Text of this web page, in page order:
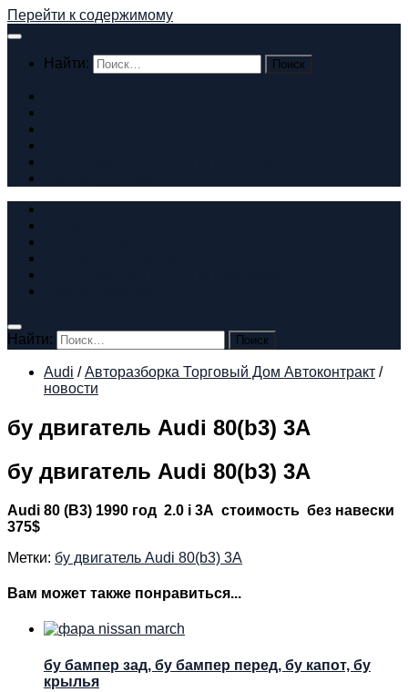
Перейти к содержимому
Найти:
Найти:
Audi / Авторазборка Торговый Дом Автоконтракт /
новости
бу двигатель Audi 80(b3) 3A
бу двигатель Audi 80(b3) 3A
Audi 80 (B3) 1990 год 2.0 i 3A стоимость без навески
375$
Метки: бу двигатель Audi 80(b3) 3A
Вам может также понравиться...
бу бампер зад, бу бампер перед, бу капот, бу
крылья